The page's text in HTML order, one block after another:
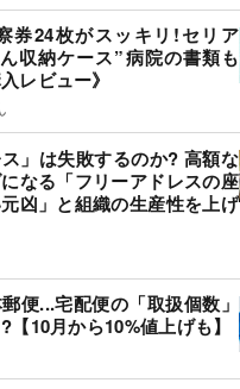
券24枚がスッキリ!セリア
収納ケース”病院の書類も
レビュー》
」は失敗するのか? 高額な
なる「フリーアドレスの座
凶」と組織の生産性を上げ
便...宅配便の「取扱個数」
10月から10%値上げも】